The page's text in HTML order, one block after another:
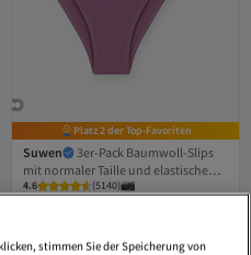
Platz 2 der Top-Favoriten
Suwen
3er-Pack Baumwoll-Slips
mit normaler Taille und elastischem
Bund
4.6 (5140)
Versand kostenlos ab 35€
stimmen Sie der Speicherung von